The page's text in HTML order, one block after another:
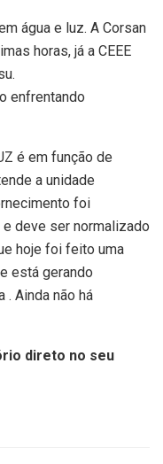
água e luz. A Corsan
horas, já a CEEE
enfrentando
é em função de
a unidade
foi
deve ser normalizado
hoje foi feito uma
está gerando
. Ainda não há
direto no seu